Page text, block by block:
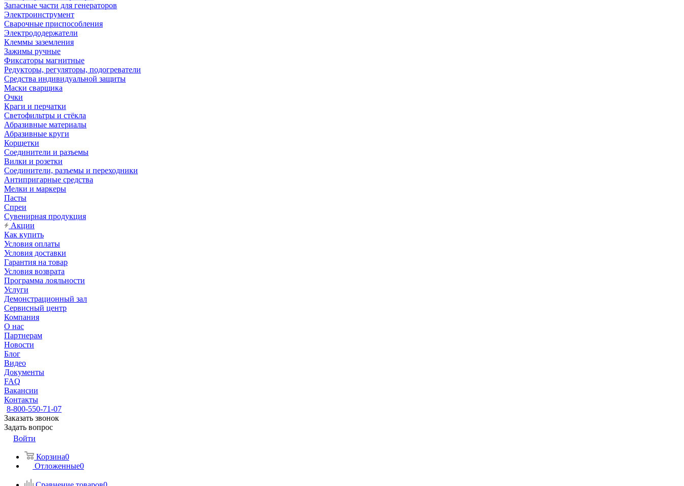
Запасные части для генераторов
Электроинструмент
Сварочные приспособления
Электрододержатели
Клеммы заземления
Зажимы ручные
Фиксаторы магнитные
Редукторы, регуляторы, подогреватели
Средства индивидуальной защиты
Маски сварщика
Очки
Краги и перчатки
Светофильтры и стёкла
Абразивные материалы
Абразивные круги
Корщетки
Соединители и разъемы
Вилки и розетки
Соединители, разъемы и переходники
Антипригарные средства
Мелки и маркеры
Пасты
Спреи
Сувенирная продукция
Акции
Как купить
Условия оплаты
Условия доставки
Гарантия на товар
Условия возврата
Программа лояльности
Услуги
Демонстрационный зал
Сервисный центр
Компания
О нас
Партнерам
Новости
Блог
Видео
Документы
FAQ
Вакансии
Контакты
8-800-550-71-07
Заказать звонок
Задать вопрос
Войти
Корзина0
Отложенные0